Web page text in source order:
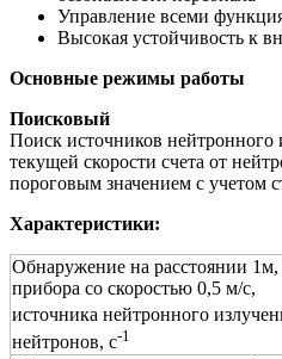
Управление всеми
Высокая устойчивость к
Основные режимы работы
Поисковый
Поиск источников нейтронного
текущей скорости счета от
пороговым значением с учетом
Характеристики:
Обнаружение на расстоянии
прибора со скоростью 0,5 м/с,
источника нейтронного
нейтронов, с-1